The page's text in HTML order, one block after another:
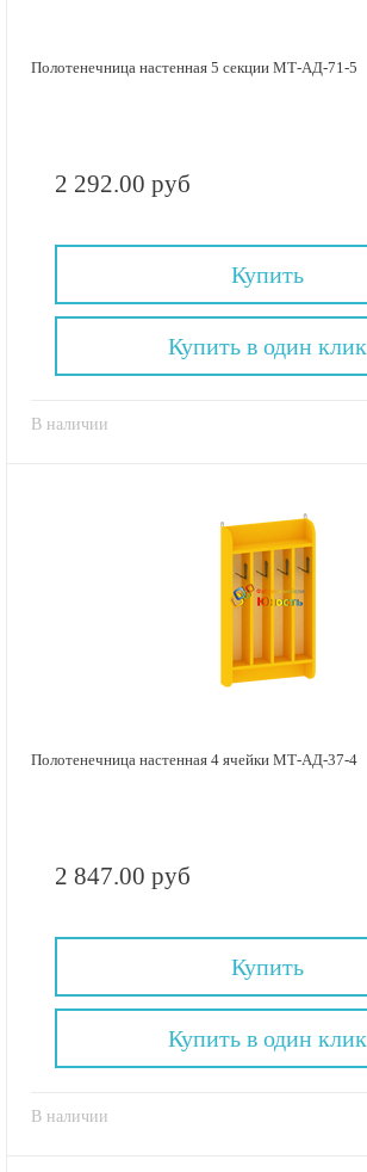
Полотенечница настенная 5 секции МТ-АД-71-5
2 292.00 руб
Купить
В наличии
Купить в один клик
Полотенечница настенная 4 ячейки МТ-АД-37-4
2 847.00 руб
Купить
В наличии
Купить в один клик